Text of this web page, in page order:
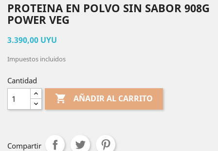
PROTEINA EN POLVO SIN SABOR 908G
POWER VEG
3.390,00 UYU
Impuestos incluidos
Cantidad
 AÑADIR AL CARRITO
Compartir